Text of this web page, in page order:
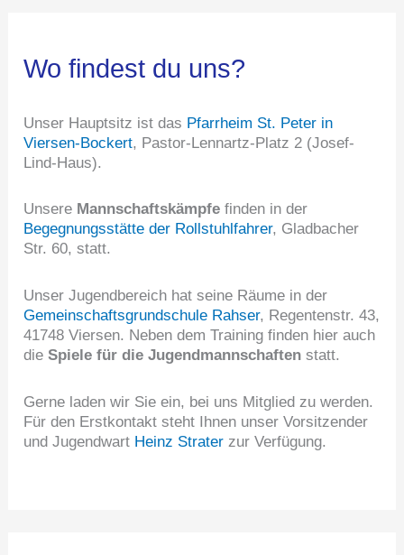
Wo findest du uns?
Unser Hauptsitz ist das Pfarrheim St. Peter in
Viersen-Bockert, Pastor-Lennartz-Platz 2 (Josef-
Lind-Haus).
Unsere Mannschaftskämpfe finden in der
Begegnungsstätte der Rollstuhlfahrer, Gladbacher
Str. 60, statt.
Unser Jugendbereich hat seine Räume in der
Gemeinschaftsgrundschule Rahser, Regentenstr. 43,
41748 Viersen. Neben dem Training finden hier auch
dieSpiele für die Jugendmannschaften statt.
Gerne laden wir Sie ein, bei uns Mitglied zu werden.
Für den Erstkontakt steht Ihnen unser Vorsitzender
und Jugendwart Heinz Strater zur Verfügung.